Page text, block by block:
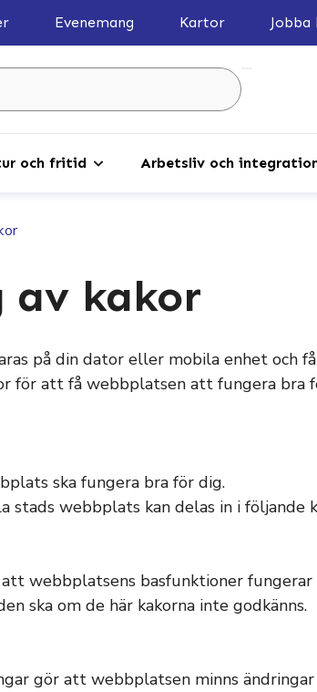
Evenemang Kartor Jobba
och fritid Arbetsliv och
av kakor
på din dator eller mobila enhet och
för att få webbplatsen att fungera bra
ska fungera bra för dig.
stads webbplats kan delas in i följande
webbplatsens basfunktioner fungerar
ska om de här kakorna inte godkänns.
gör att webbplatsen minns